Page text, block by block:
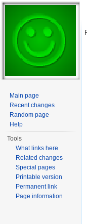
Main page
Recent changes
Random page
Help
Tools
What links here
Related changes
Special pages
Printable version
Permanent link
Page information